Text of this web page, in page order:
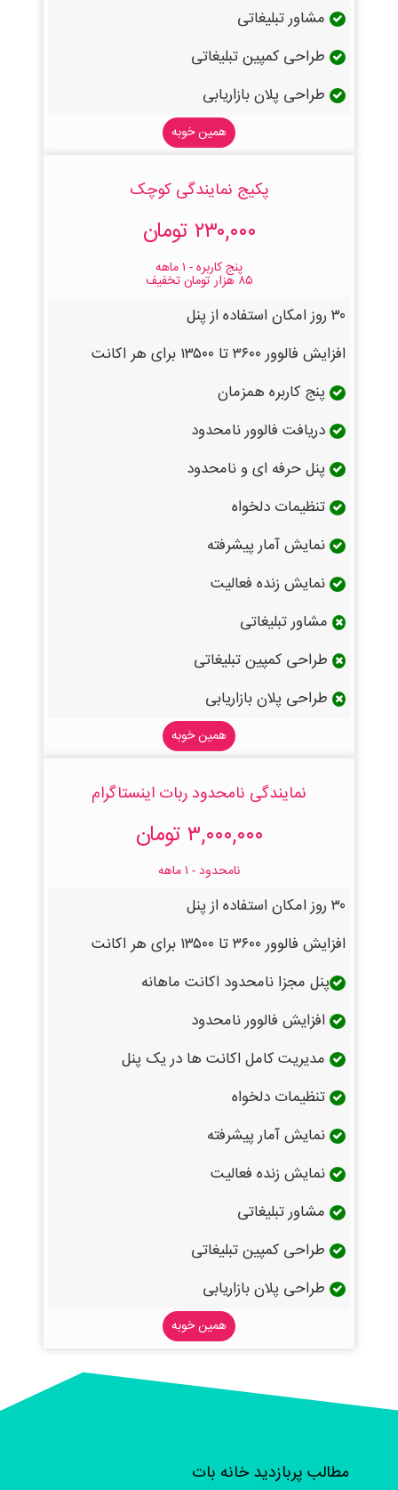
مشاور تبلیغاتی
طراحی کمپین تبلیغاتی
طراحی پلان بازاریابی
همین خوبه
پکیج نمایندگی کوچک
۲۳۰,۰۰۰ تومان
پنج کاربره - ۱ ماهه
۸۵ هزار تومان تخفیف
۳۰ روز امکان استفاده از پنل
افزایش فالوور ۳۶۰۰ تا ۱۳۵۰۰ برای هر اکانت
پنج کاربره همزمان
دریافت فالوور نامحدود
پنل حرفه ای و نامحدود
تنظیمات دلخواه
نمایش آمار پیشرفته
نمایش زنده فعالیت
مشاور تبلیغاتی
طراحی کمپین تبلیغاتی
طراحی پلان بازاریابی
همین خوبه
نمایندگی نامحدود ربات اینستاگرام
۳,۰۰۰,۰۰۰ تومان
نامحدود - ۱ ماهه
۳۰ روز امکان استفاده از پنل
افزایش فالوور ۳۶۰۰ تا ۱۳۵۰۰ برای هر اکانت
پنل مجزا نامحدود اکانت ماهانه
افزایش فالوور نامحدود
مدیریت کامل اکانت ها در یک پنل
تنظیمات دلخواه
نمایش آمار پیشرفته
نمایش زنده فعالیت
مشاور تبلیغاتی
طراحی کمپین تبلیغاتی
طراحی پلان بازاریابی
همین خوبه
مطالب پربازدید خانه بات